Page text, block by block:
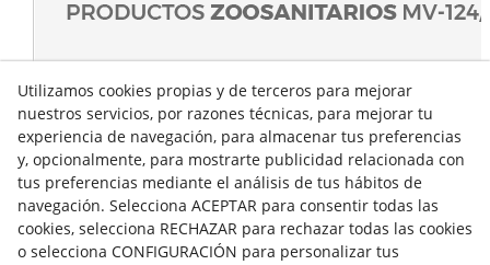
Utilizamos cookies propias y de terceros para mejorar
nuestros servicios, por razones técnicas, para mejorar tu
experiencia de navegación, para almacenar tus preferencias
y, opcionalmente, para mostrarte publicidad relacionada con
tus preferencias mediante el análisis de tus hábitos de
navegación. Selecciona ACEPTAR para consentir todas las
cookies, selecciona RECHAZAR para rechazar todas las cookies
o selecciona CONFIGURACIÓN para personalizar tus